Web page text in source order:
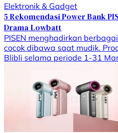
Elektronik & Gadget
5 Rekomendasi Power Bank
Drama Lowbatt
PISEN menghadirkan
cocok dibawa saat mudik.
Blibli selama periode 1-31